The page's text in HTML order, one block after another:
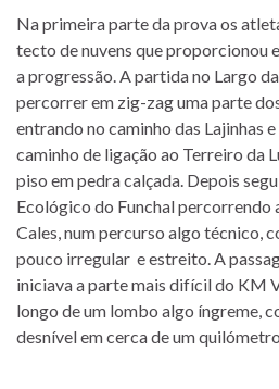
Na primeira parte da prova os
tecto de nuvens que proporcionou
a progressão. A partida no Largo
percorrer em zig-zag uma parte
entrando no caminho das Lajinhas
caminho de ligação ao Terreiro da
piso em pedra calçada. Depois
Ecológico do Funchal percorrendo
Cales, num percurso algo técnico,
pouco irregular e estreito. A
iniciava a parte mais difícil do KM
longo de um lombo algo íngreme,
desnível em cerca de um